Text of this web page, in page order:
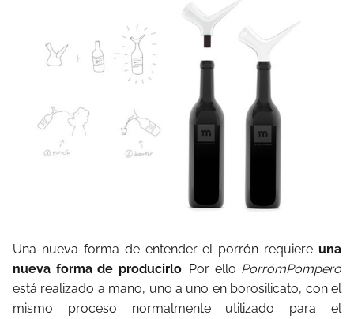
Una nueva forma de entender el porrón requiere una
nueva forma de producirlo. Por ello PorrómPompero
está realizado a mano, uno a uno en borosilicato, con el
mismo proceso normalmente utilizado para el